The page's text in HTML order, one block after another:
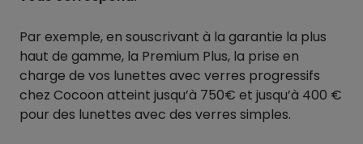
Par exemple, en souscrivant à la garantie la plus
haut de gamme, la Premium Plus, la prise en
charge de vos lunettes avec verres progressifs
chez Cocoon atteint jusqu’à 750€ et jusqu’à 400 €
pour des lunettes avec des verres simples.